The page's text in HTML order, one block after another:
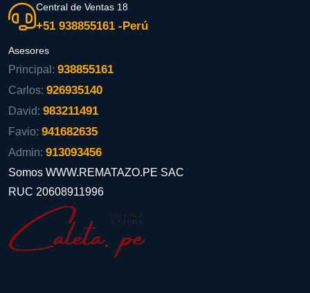
Central de Ventas 18
+51 938855161 -Perú
Asesores
Principal: 938855161
Carlos: 926935140
David: 983211491
Favio: 941682635
Admin: 913093456
Somos WWW.REMATAZO.PE SAC
RUC 20608911996